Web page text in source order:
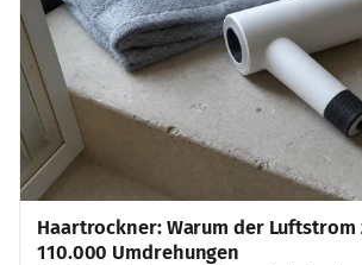
Haartrockner: Warum der
110.000 Umdrehungen